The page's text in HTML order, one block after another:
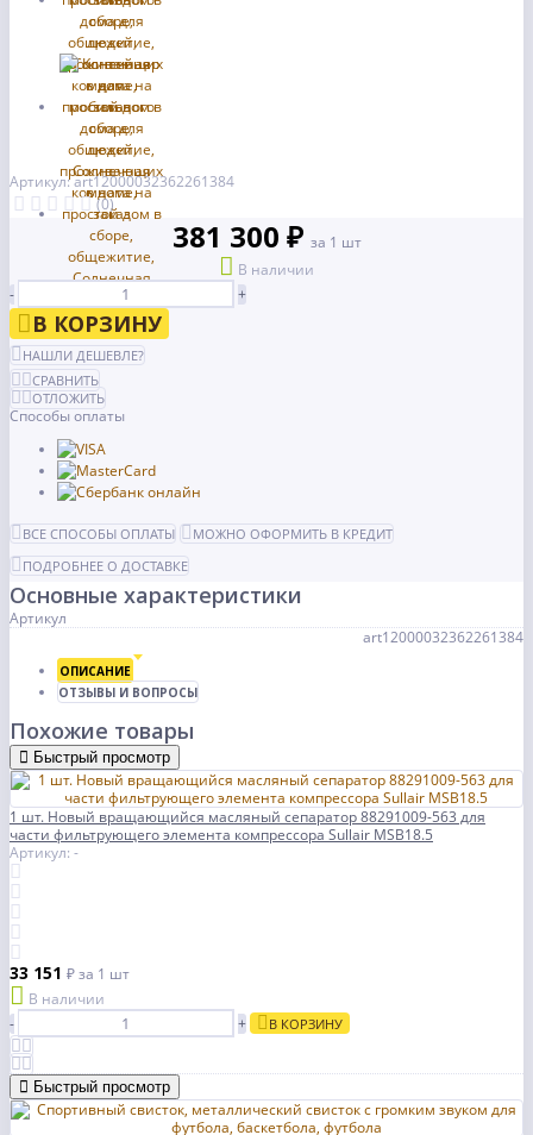
Артикул: art12000032362261384
(0)
381 300 ₽ за 1 шт
В наличии
-
+
В КОРЗИНУ
НАШЛИ ДЕШЕВЛЕ?
СРАВНИТЬ
ОТЛОЖИТЬ
Способы оплаты
ВСЕ СПОСОБЫ ОПЛАТЫ
МОЖНО ОФОРМИТЬ В КРЕДИТ
ПОДРОБНЕЕ О ДОСТАВКЕ
Основные характеристики
Артикул
art12000032362261384
ОПИСАНИЕ
ОТЗЫВЫ И ВОПРОСЫ
Похожие товары
Быстрый просмотр
1 шт. Новый вращающийся масляный сепаратор 88291009-563 для
части фильтрующего элемента компрессора Sullair MSB18.5
Артикул: -
33 151 ₽за 1 шт
В наличии
-
+ В КОРЗИНУ
Быстрый просмотр